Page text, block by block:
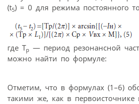
(t5) = 0 для режима постоянного
где Tр — период резонансной
можно найти по формуле:
Отметим, что в формулах (1–6)
такими же, как в